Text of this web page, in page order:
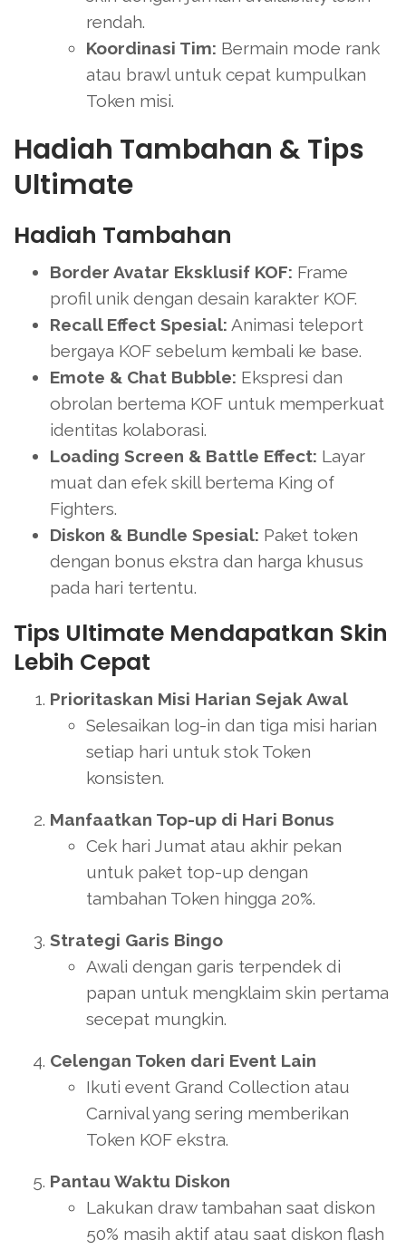
rendah.
Koordinasi Tim: Bermain mode rank
atau brawl untuk cepat kumpulkan
Token misi.
Hadiah Tambahan & Tips
Ultimate
Hadiah Tambahan
Border Avatar Eksklusif KOF: Frame
profil unik dengan desain karakter KOF.
Recall Effect Spesial: Animasi teleport
bergaya KOF sebelum kembali ke base.
Emote & Chat Bubble: Ekspresi dan
obrolan bertema KOF untuk memperkuat
identitas kolaborasi.
Loading Screen & Battle Effect: Layar
muat dan efek skill bertema King of
Fighters.
Diskon & Bundle Spesial: Paket token
dengan bonus ekstra dan harga khusus
pada hari tertentu.
Tips Ultimate Mendapatkan Skin
Lebih Cepat
Prioritaskan Misi Harian Sejak Awal
Selesaikan log-in dan tiga misi harian
setiap hari untuk stok Token
konsisten.
Manfaatkan Top-up di Hari Bonus
Cek hari Jumat atau akhir pekan
untuk paket top-up dengan
tambahan Token hingga 20%.
Strategi Garis Bingo
Awali dengan garis terpendek di
papan untuk mengklaim skin pertama
secepat mungkin.
Celengan Token dari Event Lain
Ikuti event Grand Collection atau
Carnival yang sering memberikan
Token KOF ekstra.
Pantau Waktu Diskon
Lakukan draw tambahan saat diskon
50% masih aktif atau saat diskon flash